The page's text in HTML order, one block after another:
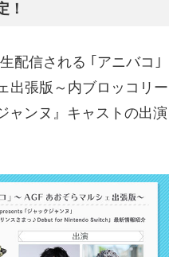
！
配信される ｢アニバコ｣
出張版～内ブロッコリー
ャンヌ 』キャストの出演